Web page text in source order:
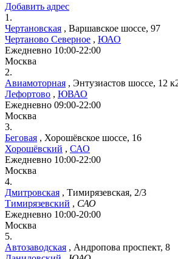
Добавить адрес
1.
Чертановская , Варшавское шоссе, 97
Чертаново Северное , ЮАО
Ежедневно 10:00-22:00
Москва
2.
Авиамоторная , Энтузиастов шоссе, 12
Лефортово , ЮВАО
Ежедневно 09:00-22:00
Москва
3.
Беговая , Хорошёвское шоссе, 16
Хорошёвский , САО
Ежедневно 10:00-22:00
Москва
4.
Дмитровская , Тимирязевская, 2/3
Тимирязевский , САО
Ежедневно 10:00-20:00
Москва
5.
Автозаводская , Андропова проспект, 8